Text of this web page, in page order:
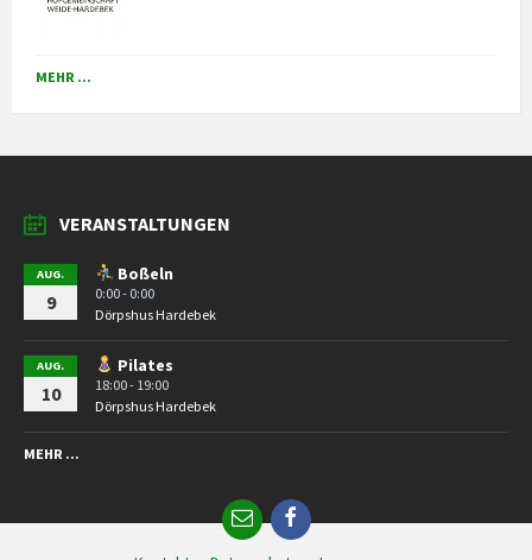
MEHR ...
VERANSTALTUNGEN
AUG.
9
Boßeln
0:00 - 0:00
Dörpshus Hardebek
AUG.
10
Pilates
18:00 - 19:00
Dörpshus Hardebek
MEHR ...
EmailFacebook